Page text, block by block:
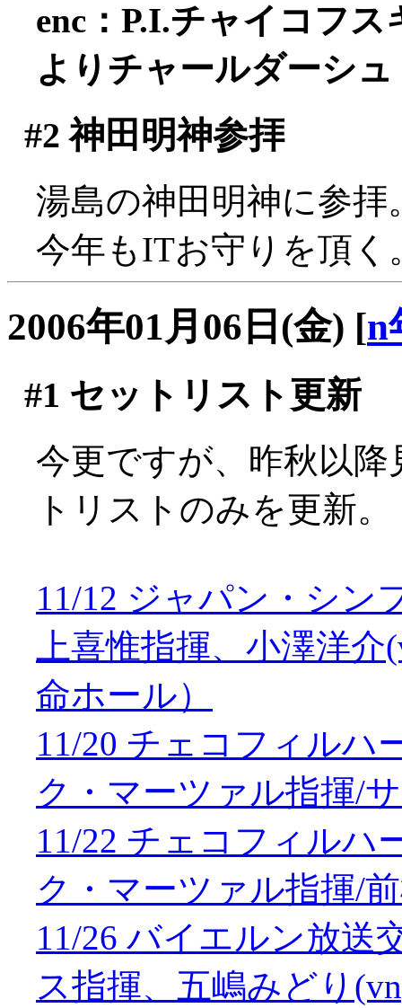
enc：P.I.チャイコフ
よりチャールダーシュ
#2 神田明神参拝
湯島の神田明神に参拝
今年もITお守りを頂く
2006年01月06日(金) [n
#1 セットリスト更新
今更ですが、昨秋以
トリストのみを更新。
11/12 ジャパン・シン
上喜惟指揮、小澤洋
命ホール）
11/20 チェコフィルハ
ク・マーツァル指揮/
11/22 チェコフィルハ
ク・マーツァル指揮/
11/26 バイエルン放送
ス指揮、五嶋みどり